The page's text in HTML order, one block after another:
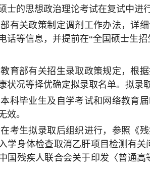
士的思想政治理论考试在复试中进
有关政策制定调剂工作办法，详
话等信息，并提前在“全国硕士生
教育部有关招生录取政策规定，根
状况等择优确定拟录取名单。拟录
本科毕业生及自学考试和网络教育
效。
在考生拟录取后组织进行，参照《
学身体检查取消乙肝项目检测有
国残疾人联合会关于印发〈普通